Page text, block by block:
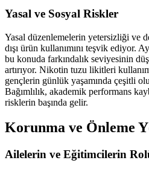
Yasal ve Sosyal Riskler
Yasal düzenlemelerin yetersizliği ve
dışı ürün kullanımını teşvik ediyor.
bu konuda farkındalık seviyesinin
artırıyor. Nikotin tuzu likitleri
gençlerin günlük yaşamında çeşitli
Bağımlılık, akademik performans
risklerin başında gelir.
Korunma ve Önleme
Ailelerin ve Eğitimcilerin